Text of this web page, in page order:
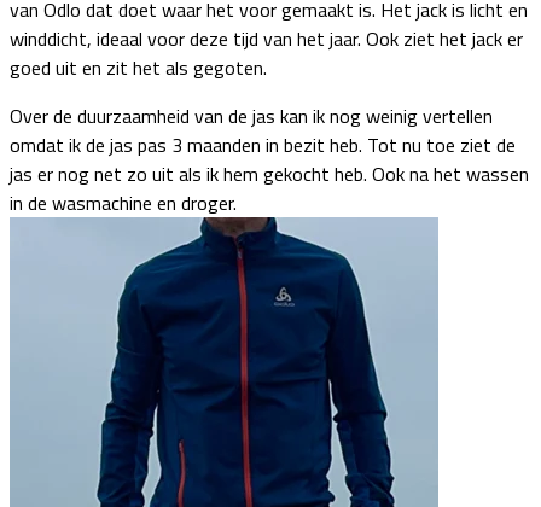
van Odlo dat doet waar het voor gemaakt is. Het jack is licht en
winddicht, ideaal voor deze tijd van het jaar. Ook ziet het jack er
goed uit en zit het als gegoten.
Over de duurzaamheid van de jas kan ik nog weinig vertellen
omdat ik de jas pas 3 maanden in bezit heb. Tot nu toe ziet de
jas er nog net zo uit als ik hem gekocht heb. Ook na het wassen
in de wasmachine en droger.